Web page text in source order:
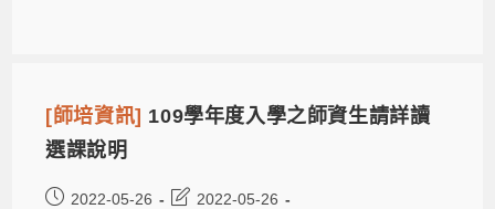
[師培資訊] 109學年度入學之師資生請詳讀
選課說明
2022-05-26
2022-05-26